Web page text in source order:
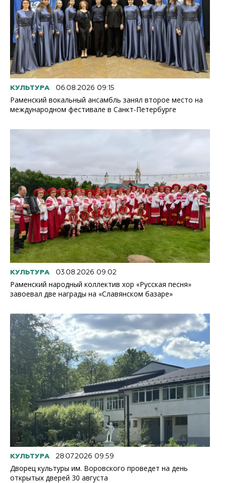
КУЛЬТУРА 06.08.2026 09:15
Раменский вокальный ансамбль занял второе место на
международном фестивале в Санкт-Петербурге
КУЛЬТУРА 03.08.2026 09:02
Раменский народный коллектив хор «Русская песня»
завоевал две награды на «Славянском базаре»
КУЛЬТУРА 28.07.2026 09:59
Дворец культуры им. Воровского проведет на день
открытых дверей 30 августа